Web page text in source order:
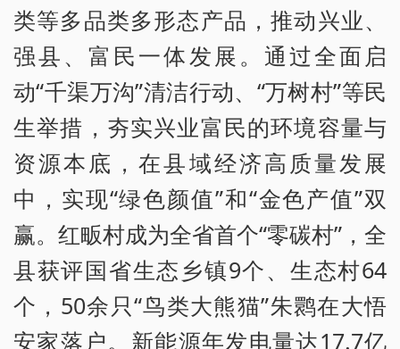
类等多品类多形态产品，推动兴业、
强县、富民一体发展。通过全面启
动“千渠万沟”清洁行动、“万树村”等民
生举措，夯实兴业富民的环境容量与
资源本底，在县域经济高质量发展
中，实现“绿色颜值”和“金色产值”双
赢。红畈村成为全省首个“零碳村”，全
县获评国省生态乡镇9个、生态村64
个，50余只“鸟类大熊猫”朱鹮在大悟
安家落户。新能源年发电量达17.7亿